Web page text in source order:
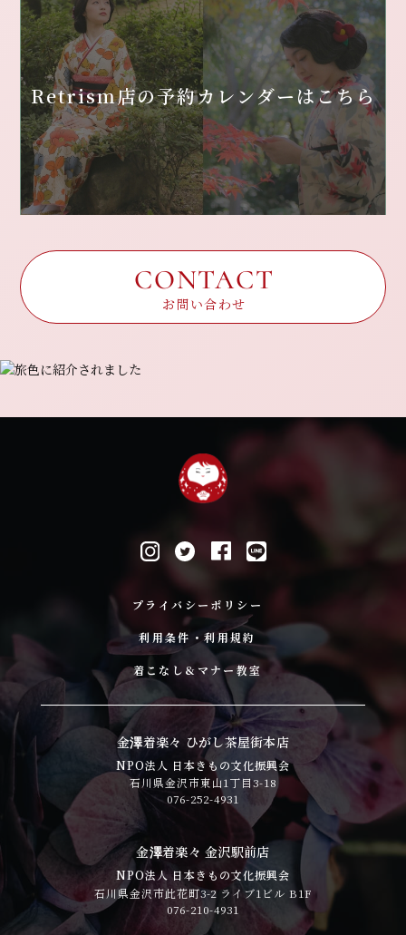
Retrism店の予約カレンダーはこちら
CONTACT
お問い合わせ
利用条件・利用規約
プライバシーポリシー
着こなし&マナー教室
金澤着楽々 ひがし茶屋街本店
NPO法人 日本きもの文化振興会
石川県金沢市東山1丁目3-18
076-252-4931
金澤着楽々 金沢駅前店
NPO法人 日本きもの文化振興会
石川県金沢市此花町3-2 ライブ1ビル B1F
076-210-4931